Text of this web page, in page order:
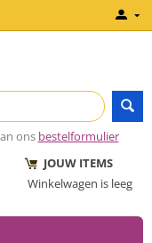
ons bestelformulier
JOUW ITEMS
Winkelwagen is leeg